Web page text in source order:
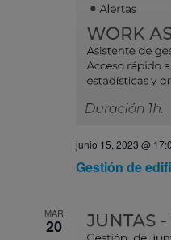
junio 15, 2023 @
Gestión de
MAR
20